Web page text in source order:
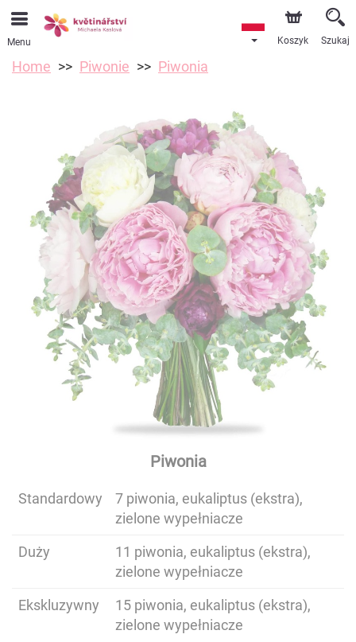
Menu Koszyk Szukaj
Home Piwonie Piwonia
Piwonia
Standardowy
7 piwonia, eukaliptus (ekstra),
zielone wypełniacze
Duży
11 piwonia, eukaliptus (ekstra),
zielone wypełniacze
Ekskluzywny
15 piwonia, eukaliptus (ekstra),
zielone wypełniacze